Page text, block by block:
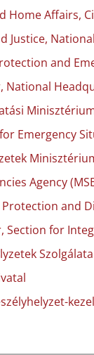
Home Affairs,
Justice,
and
Emergency
Agency
and
for
Szolgálata